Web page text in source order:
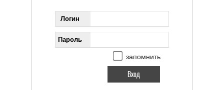
Логин
Пароль
запомнить